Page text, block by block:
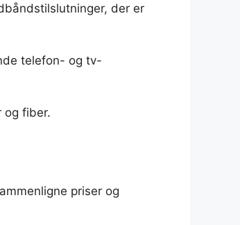
der er
telefon- og tv-
og fiber.
priser og